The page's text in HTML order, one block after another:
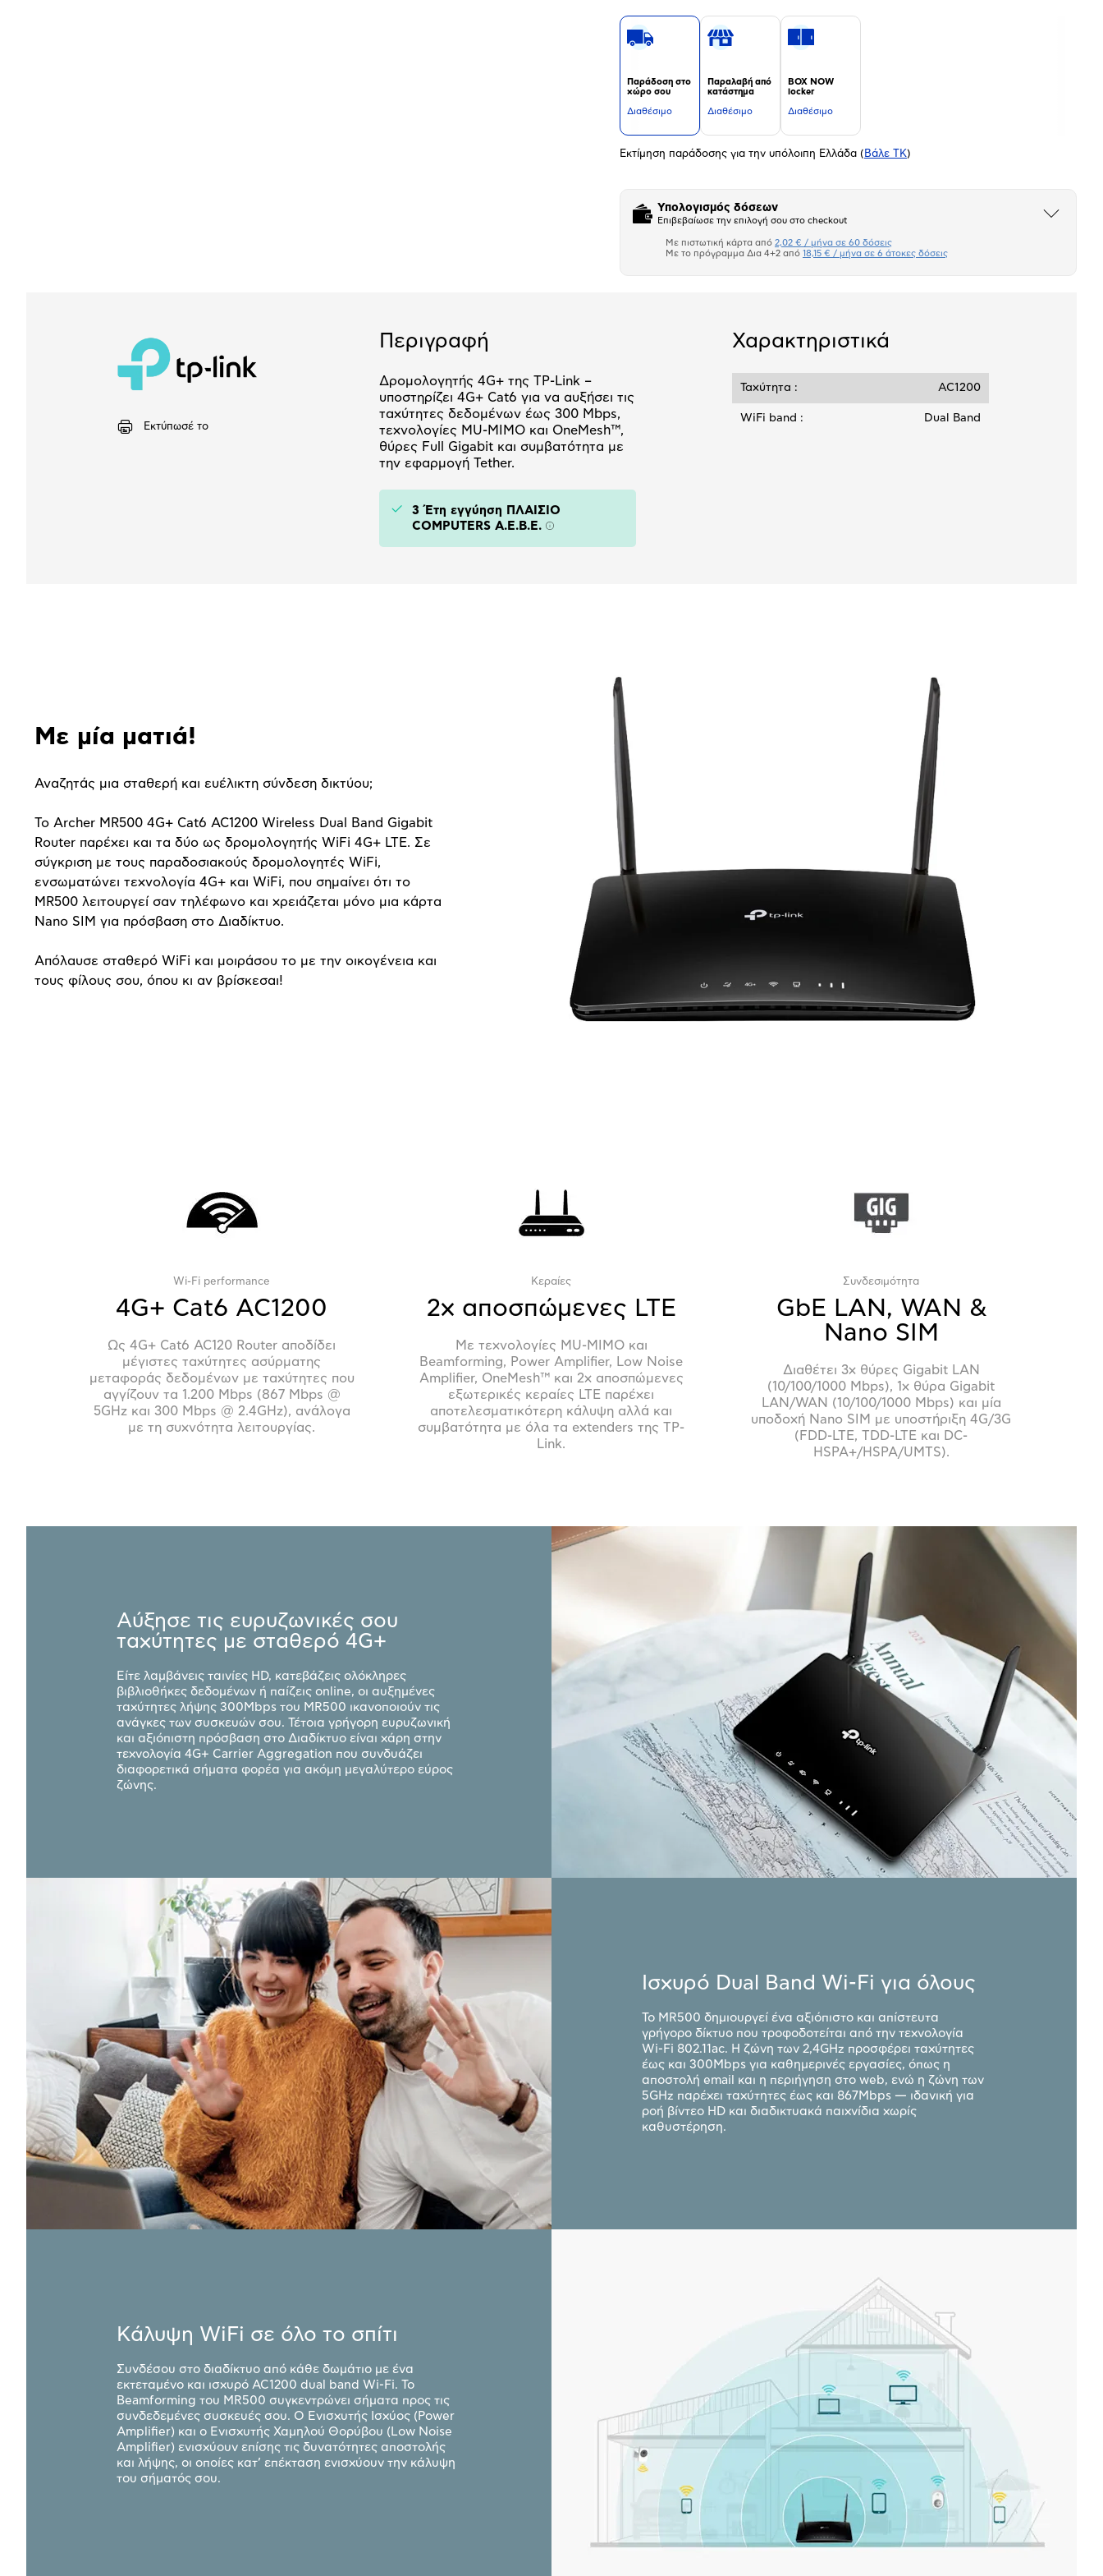
Παράδοση στο
χώρο σου
Διαθέσιμο
Παραλαβή από
κατάστημα
Διαθέσιμο
BOX NOW
locker
Διαθέσιμο
Εκτίμηση παράδοσης για την υπόλοιπη Ελλάδα ( Βάλε ΤΚ)
Υπολογισμός δόσεων
Επιβεβαίωσε την επιλογή σου στο checkout
Άνοιξε
Πιστωτική κάρτα
2,02 €
Με πιστωτική κάρτα από 2,02 € / μήνα σε 60 δόσεις
Με το πρόγραμμα Δια 4+2 από 18,15 € / μήνα σε 6 άτοκες δόσεις
Εκτύπωσέ το
Περιγραφή
Δρομολογητής 4G+ της TP-Link –
υποστηρίζει 4G+ Cat6 για να αυξήσει τις
ταχύτητες δεδομένων έως 300 Mbps,
τεχνολογίες MU-MIMO και OneMesh™,
θύρες Full Gigabit και συμβατότητα με
την εφαρμογή Tether.
3 Έτη εγγύηση ΠΛΑΙΣΙΟ
COMPUTERS A.E.B.E. Πληροφορίες
Χαρακτηριστικά
Ταχύτητα : AC1200
WiFi band : Dual Band
Με μία ματιά!
Αναζητάς μια σταθερή και ευέλικτη σύνδεση δικτύου;
Το Archer MR500 4G+ Cat6 AC1200 Wireless Dual Band Gigabit
Router παρέχει και τα δύο ως δρομολογητής WiFi 4G+ LTE. Σε
σύγκριση με τους παραδοσιακούς δρομολογητές WiFi,
ενσωματώνει τεχνολογία 4G+ και WiFi, που σημαίνει ότι το
MR500 λειτουργεί σαν τηλέφωνο και χρειάζεται μόνο μια κάρτα
Nano SIM για πρόσβαση στο Διαδίκτυο.
Απόλαυσε σταθερό WiFi και μοιράσου το με την οικογένεια και
τους φίλους σου, όπου κι αν βρίσκεσαι!
Wi-Fi performance
4G+ Cat6 AC1200
Ως 4G+ Cat6 AC120 Router αποδίδει
μέγιστες ταχύτητες ασύρματης
μεταφοράς δεδομένων με ταχύτητες που
αγγίζουν τα 1.200 Mbps (867 Mbps @
5GHz και 300 Mbps @ 2.4GHz), ανάλογα
με τη συχνότητα λειτουργίας.
Kεραίες
2x αποσπώμενες LTE
Με τεχνολογίες MU-MIMO και
Beamforming, Power Amplifier, Low Noise
Amplifier, OneMesh™ και 2x αποσπώμενες
εξωτερικές κεραίες LTE παρέχει
αποτελεσματικότερη κάλυψη αλλά και
συμβατότητα με όλα τα extenders της TP-
Link.
Συνδεσιμότητα
GbE LAN, WAN &
Nano SIM
Διαθέτει 3x θύρες Gigabit LAN
(10/100/1000 Mbps), 1x θύρα Gigabit
LAN/WAN (10/100/1000 Mbps) και μία
υποδοχή Nano SIM με υποστήριξη 4G/3G
(FDD-LTE, TDD-LTE και DC-
HSPA+/HSPA/UMTS).
Αύξησε τις ευρυζωνικές σου
ταχύτητες με σταθερό 4G+
Είτε λαμβάνεις ταινίες HD, κατεβάζεις ολόκληρες
βιβλιοθήκες δεδομένων ή παίζεις online, οι αυξημένες
ταχύτητες λήψης 300Mbps του MR500 ικανοποιούν τις
ανάγκες των συσκευών σου. Τέτοια γρήγορη ευρυζωνική
και αξιόπιστη πρόσβαση στο Διαδίκτυο είναι χάρη στην
τεχνολογία 4G+ Carrier Aggregation που συνδυάζει
διαφορετικά σήματα φορέα για ακόμη μεγαλύτερο εύρος
ζώνης.
Ισχυρό Dual Band Wi-Fi για όλους
Το MR500 δημιουργεί ένα αξιόπιστο και απίστευτα
γρήγορο δίκτυο που τροφοδοτείται από την τεχνολογία
Wi-Fi 802.11ac. Η ζώνη των 2,4GHz προσφέρει ταχύτητες
έως και 300Mbps για καθημερινές εργασίες, όπως η
αποστολή email και η περιήγηση στο web, ενώ η ζώνη των
5GHz παρέχει ταχύτητες έως και 867Mbps — ιδανική για
ροή βίντεο HD και διαδικτυακά παιχνίδια χωρίς
καθυστέρηση.
Κάλυψη WiFi σε όλο το σπίτι
Συνδέσου στο διαδίκτυο από κάθε δωμάτιο με ένα
εκτεταμένο και ισχυρό AC1200 dual band Wi-Fi. Το
Beamforming του MR500 συγκεντρώνει σήματα προς τις
συνδεδεμένες συσκευές σου. Ο Ενισχυτής Ισχύος (Power
Amplifier) και ο Ενισχυτής Χαμηλού Θορύβου (Low Noise
Amplifier) ενισχύουν επίσης τις δυνατότητες αποστολής
και λήψης, οι οποίες κατ’ επέκταση ενισχύουν την κάλυψη
του σήματός σου.